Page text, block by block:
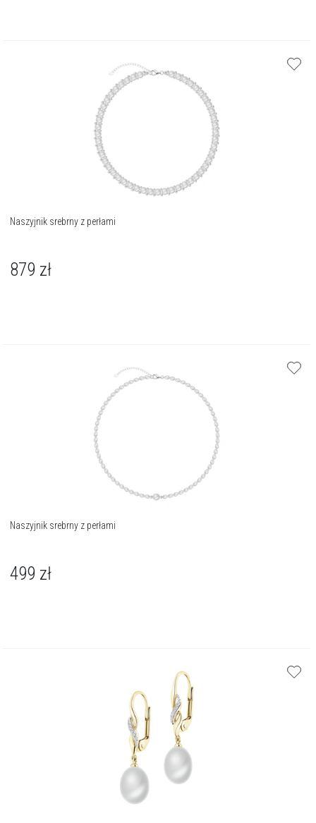
Naszyjnik srebrny z perłami
879 zł
Naszyjnik srebrny z perłami
499 zł